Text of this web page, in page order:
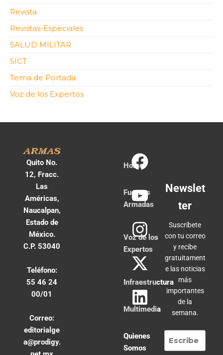
Revista
Revistas-Especiales
SALUD MILITAR
SICT
Tema de Portada
Voz de los Expertos
Quito No.
12, Fracc.
Las
Américas,
Naucalpan,
Estado de
México.
C.P. 53040
Teléfono:
55 46 24
00/01
Correo:
editorialge
a@prodigy.
Home
Fuerzas
Armadas
Voz de los
Expertos
Infraestructura
Multimedia
Quienes
Somos
Newslet
ter
Suscríbete
con tu correo
y recibe
gratuitament
e las noticias
más
importantes
de la
semana.